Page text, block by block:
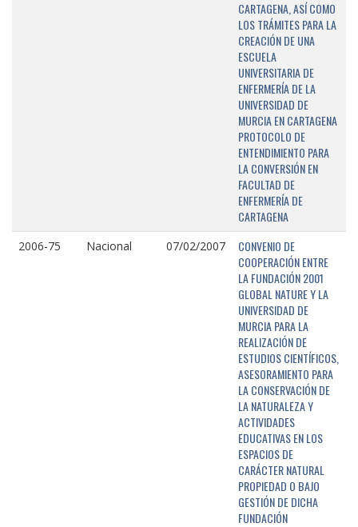
CARTAGENA, ASÍ COMO
LOS TRÁMITES PARA LA
CREACIÓN DE UNA
ESCUELA
UNIVERSITARIA DE
ENFERMERÍA DE LA
UNIVERSIDAD DE
MURCIA EN CARTAGENA
PROTOCOLO DE
ENTENDIMIENTO PARA
LA CONVERSIÓN EN
FACULTAD DE
ENFERMERÍA DE
CARTAGENA
2006-75 Nacional 07/02/2007
CONVENIO DE
COOPERACIÓN ENTRE
LA FUNDACIÓN 2001
GLOBAL NATURE Y LA
UNIVERSIDAD DE
MURCIA PARA LA
REALIZACIÓN DE
ESTUDIOS CIENTÍFICOS,
ASESORAMIENTO PARA
LA CONSERVACIÓN DE
LA NATURALEZA Y
ACTIVIDADES
EDUCATIVAS EN LOS
ESPACIOS DE
CARÁCTER NATURAL
PROPIEDAD O BAJO
GESTIÓN DE DICHA
FUNDACIÓN